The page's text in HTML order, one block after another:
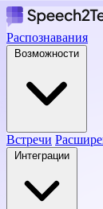
Распознавания
Возможности
Встречи
Интеграции